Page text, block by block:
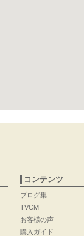
コンテンツ
ブログ集
TVCM
お客様の声
購入ガイド